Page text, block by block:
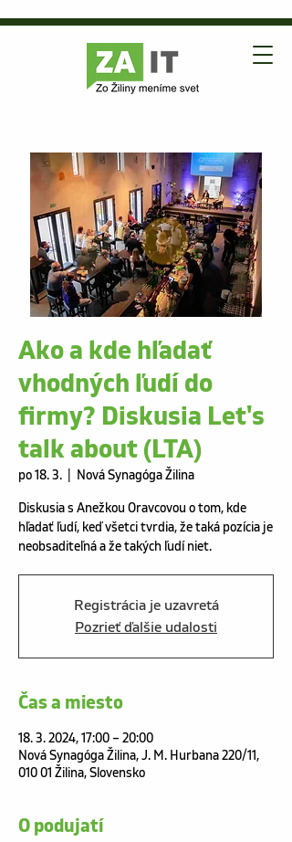
Ako a kde hľadať
vhodných ľudí do
firmy? Diskusia Let's
talk about (LTA)
po 18. 3. Nová Synagóga Žilina
Diskusia s Anežkou Oravcovou o tom, kde
hľadať ľudí, keď všetci tvrdia, že taká pozícia je
neobsaditeľná a že takých ľudí niet.
Registrácia je uzavretá
Pozrieť ďalšie udalosti
Čas a miesto
18. 3. 2024, 17:00 – 20:00
Nová Synagóga Žilina, J. M. Hurbana 220/11,
010 01 Žilina, Slovensko
O podujatí